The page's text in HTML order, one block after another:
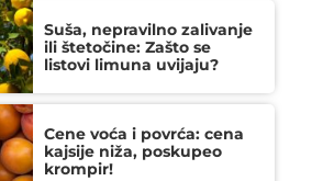
Suša, nepravilno zalivanje
ili štetočine: Zašto se
listovi limuna uvijaju?
Cene voća i povrća: cena
kajsije niža, poskupeo
krompir!